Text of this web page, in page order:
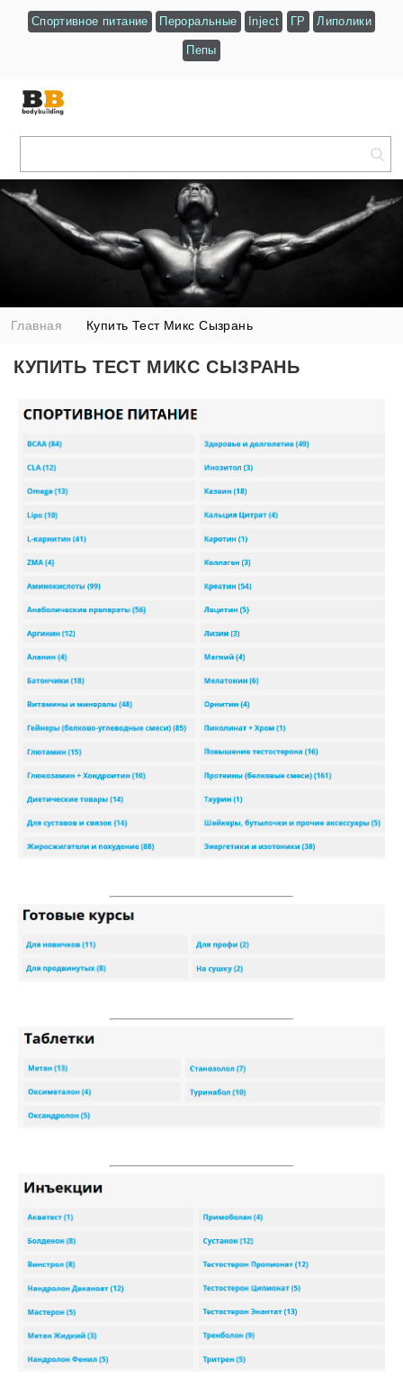
Спортивное питание Пероральные Inject ГР Липолики
Пепы
Главная Купить Тест Микс Сызрань
КУПИТЬ ТЕСТ МИКС СЫЗРАНЬ